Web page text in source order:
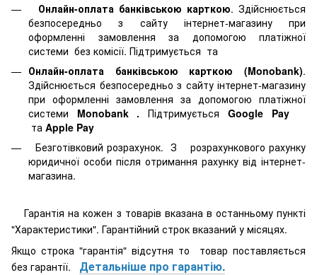
Онлайн-оплата банківською карткою. Здійснюється
безпосередньо з сайту інтернет-магазину при
оформленні замовлення за допомогою платіжної
системи без комісії. Підтримується та
Онлайн-оплата банківською карткою (Monobank).
Здійснюється безпосередньо з сайту інтернет-магазину
при оформленні замовлення за допомогою платіжної
системи Monobank .Підтримується Google Pay
та Apple Pay
Безготівковий розрахунок. З розрахункового рахунку
юридичної особи після отримання рахунку від інтернет-
магазина.
Гарантія на кожен з товарів вказана в останньому пункті
"Характеристики". Гарантійний строк вказаний у місяцях.
Якщо строка "гарантія" відсутня то товар поставляється
без гарантії. Детальніше про гарантію.